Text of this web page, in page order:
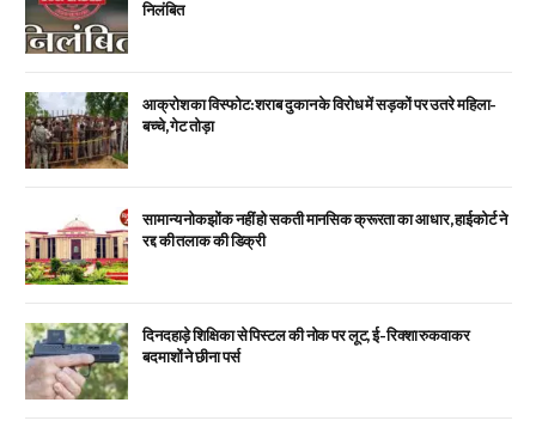
निलंबित
आक्रोश का विस्फोट: शराब दुकान के विरोध में सड़कों पर उतरे महिला-
बच्चे, गेट तोड़ा
सामान्य नोकझोंक नहीं हो सकती मानसिक क्रूरता का आधार, हाईकोर्ट ने
रद्द की तलाक की डिक्री
दिनदहाड़े शिक्षिका से पिस्टल की नोक पर लूट, ई-रिक्शा रुकवाकर
बदमाशों ने छीना पर्स